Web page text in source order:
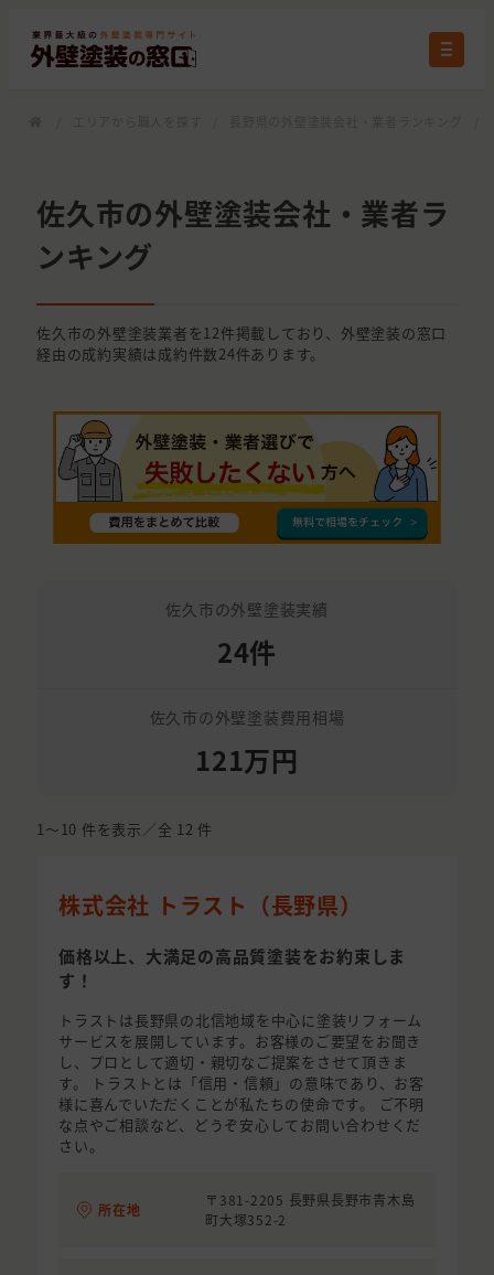
佐久市の外壁塗装会社・業者ラ
ンキング
佐久市の外壁塗装業者を12件掲載しており、外壁塗装の窓口
経由の成約実績は成約件数24件あります。
佐久市の外壁塗装実績
24件
佐久市の外壁塗装費用相場
121万円
1〜10 件を表示／全 12 件
株式会社 トラスト（長野県）
価格以上、大満足の高品質塗装をお約束しま
す！
トラストは長野県の北信地域を中心に塗装リフォーム
サービスを展開しています。お客様のご要望をお聞き
し、プロとして適切・親切なご提案をさせて頂きま
す。 トラストとは「信用・信頼」の意味であり、お客
様に喜んでいただくことが私たちの使命です。 ご不明
な点やご相談など、どうぞ安心してお問い合わせくだ
さい。
所在地
〒381-2205 長野県長野市青木島
町大塚352-2